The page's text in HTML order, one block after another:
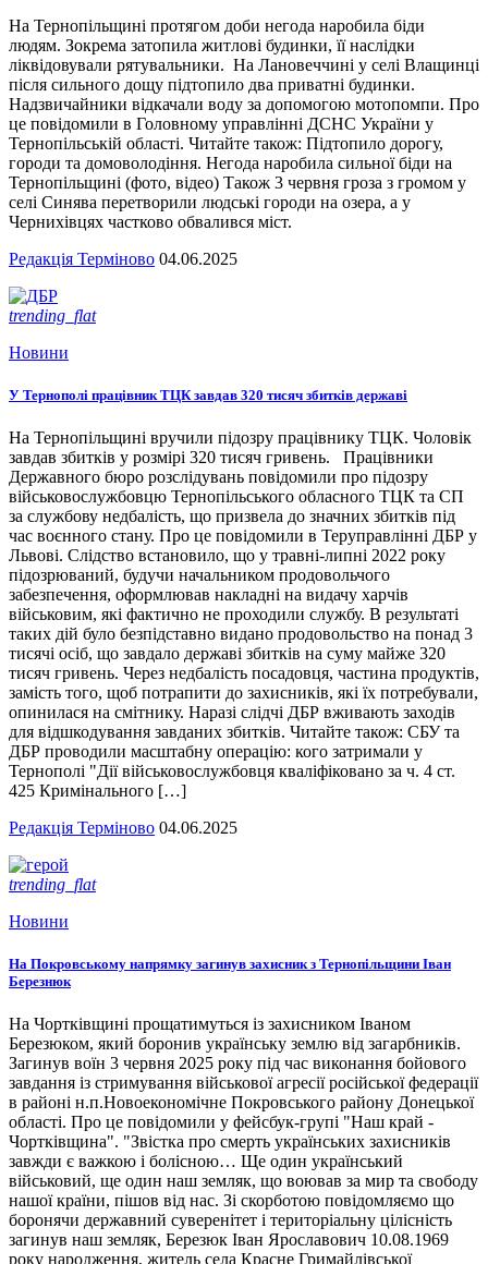
На Тернопільщині протягом доби негода наробила біди
людям. Зокрема затопила житлові будинки, її наслідки
ліквідовували рятувальники. На Лановеччині у селі Влащинці
після сильного дощу підтопило два приватні будинки.
Надзвичайники відкачали воду за допомогою мотопомпи. Про
це повідомили в Головному управлінні ДСНС України у
Тернопільській області. Читайте також: Підтопило дорогу,
городи та домоволодіння. Негода наробила сильної біди на
Тернопільщині (фото, відео) Також 3 червня гроза з громом у
селі Синява перетворили людські городи на озера, а у
Чернихівцях частково обвалився міст.
Редакція Терміново 04.06.2025
trending_flat
Новини
У Тернополі працівник ТЦК завдав 320 тисяч збитків державі
На Тернопільщині вручили підозру працівнику ТЦК. Чоловік
завдав збитків у розмірі 320 тисяч гривень. Працівники
Державного бюро розслідувань повідомили про підозру
військовослужбовцю Тернопільського обласного ТЦК та СП
за службову недбалість, що призвела до значних збитків під
час воєнного стану. Про це повідомили в Теруправлінні ДБР у
Львові. Слідство встановило, що у травні-липні 2022 року
підозрюваний, будучи начальником продовольчого
забезпечення, оформлював накладні на видачу харчів
військовим, які фактично не проходили службу. В результаті
таких дій було безпідставно видано продовольство на понад 3
тисячі осіб, що завдало державі збитків на суму майже 320
тисяч гривень. Через недбалість посадовця, частина продуктів,
замість того, щоб потрапити до захисників, які їх потребували,
опинилася на смітнику. Наразі слідчі ДБР вживають заходів
для відшкодування завданих збитків. Читайте також: СБУ та
ДБР проводили масштабну операцію: кого затримали у
Тернополі "Дії військовослужбовця кваліфіковано за ч. 4 ст.
425 Кримінального […]
Редакція Терміново 04.06.2025
trending_flat
Новини
На Покровському напрямку загинув захисник з Тернопільщини Іван
Березнюк
На Чортківщині прощатимуться із захисником Іваном
Березюком, який боронив українську землю від загарбників.
Загинув воїн 3 червня 2025 року під час виконання бойового
завдання із стримування військової агресії російської федерації
в районі н.п.Новоекономічне Покровського району Донецької
області. Про це повідомили у фейсбук-групі "Наш край -
Чортківщина". "Звістка про смерть українських захисників
завжди є важкою і болісною… Ще один український
військовий, ще один наш земляк, що воював за мир та свободу
нашої країни, пішов від нас. Зі скорботою повідомляємо що
боронячи державний суверенітет і територіальну цілісність
загинув наш земляк, Березюк Іван Ярославович 10.08.1969
року народження, житель села Красне Гримайлівської